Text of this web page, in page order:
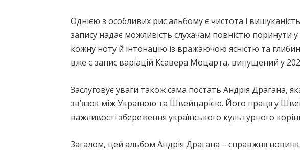
Однією з особливих рис альбому є чистота і
запису надає можливість слухачам повністю поринути
кожну ноту й інтонацію із вражаючою ясністю та
вже є запис варіацій Ксавера Моцарта, випущений у
Заслуговує уваги також сама постать Андрія Драгана,
зв’язок між Україною та Швейцарією. Його праця у
важливості збереження українського культурного
Загалом, цей альбом Андрія Драгана – справжня